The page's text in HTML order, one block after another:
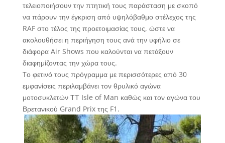
τελειοποιήσουν την πτητική τους παράσταση με σκοπό
να πάρουν την έγκριση από υψηλόβαθμο στέλεχος της
RAF στο τέλος της προετοιμασίας τους, ώστε να
ακολουθήσει η περιήγηση τους ανά την υφήλιο σε
διάφορα Air Shows που καλούνται να πετάξουν
διαφημίζοντας την χώρα τους.
Tο φετινό τους πρόγραμμα με περισσότερες από 30
εμφανίσεις περιλαμβάνει τον θρυλικό αγώνα
μοτοσυκλετών ΤΤ Isle of Man καθώς και τον αγώνα του
Βρετανικού Grand Prix της F1.